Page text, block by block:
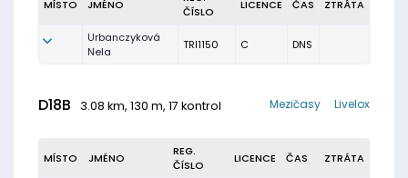
MÍSTO JMÉNO
ČÍSLO
LICENCE ČAS ZTRÁTA
Urbanczyková
Nela
TRI1150 C DNS
D18B 3.08 km, 130 m, 17 kontrol Livelox
Mezičasy
MÍSTO JMÉNO
REG.
ČÍSLO
LICENCE ČAS ZTRÁTA